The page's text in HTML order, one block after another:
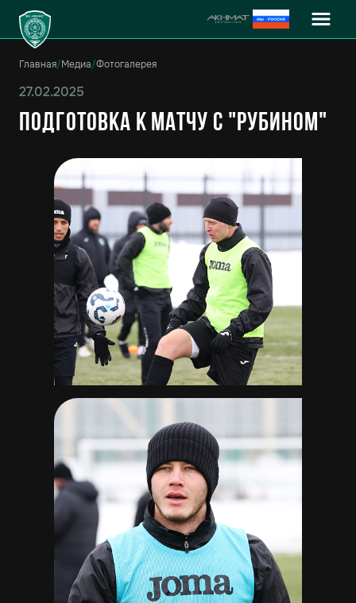
Главная/Медиа/Фотогалерея
27.02.2025
Подготовка к матчу с "Рубином"